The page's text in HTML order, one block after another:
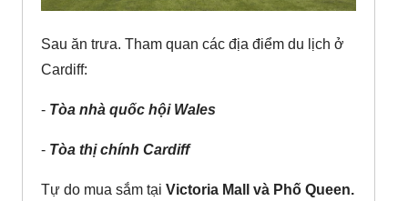
Sau ăn trưa. Tham quan các địa điểm du lịch ở
Cardiff:
- Tòa nhà quốc hội Wales
- Tòa thị chính Cardiff
Tự do mua sắm tại Victoria Mall và Phố Queen.